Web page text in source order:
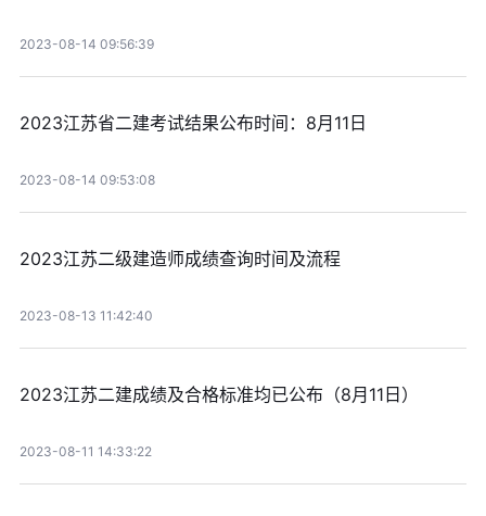
2023-08-14 09:56:39
2023江苏省二建考试结果公布时间：8月11日
2023-08-14 09:53:08
2023江苏二级建造师成绩查询时间及流程
2023-08-13 11:42:40
2023江苏二建成绩及合格标准均已公布（8月11日）
2023-08-11 14:33:22